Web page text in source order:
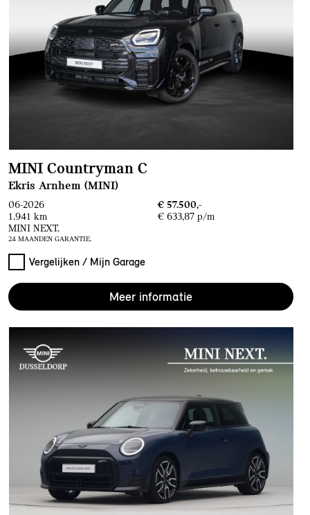
MINI Countryman C
Ekris Arnhem (MINI)
06-2026
€ 57.500,-
1.941 km
€ 633,87 p/m
MINI NEXT.
24 MAANDEN GARANTIE.
Vergelijken / Mijn Garage
Meer informatie